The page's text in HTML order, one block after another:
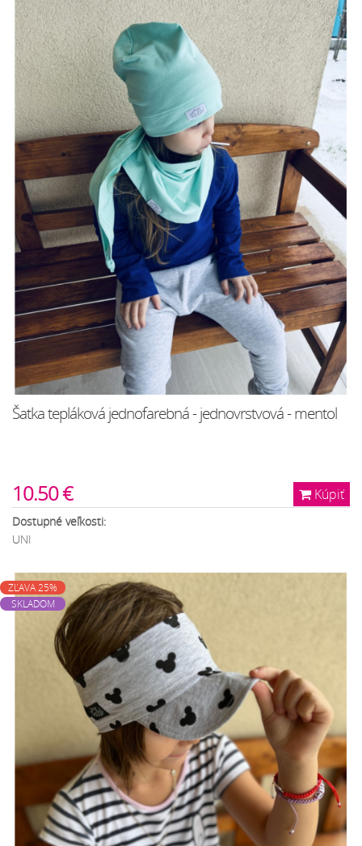
Šatka tepláková jednofarebná - jednovrstvová - mentol
Kúpiť
10.50 €
Dostupné veľkosti:
UNI
ZĽAVA 25%
SKLADOM